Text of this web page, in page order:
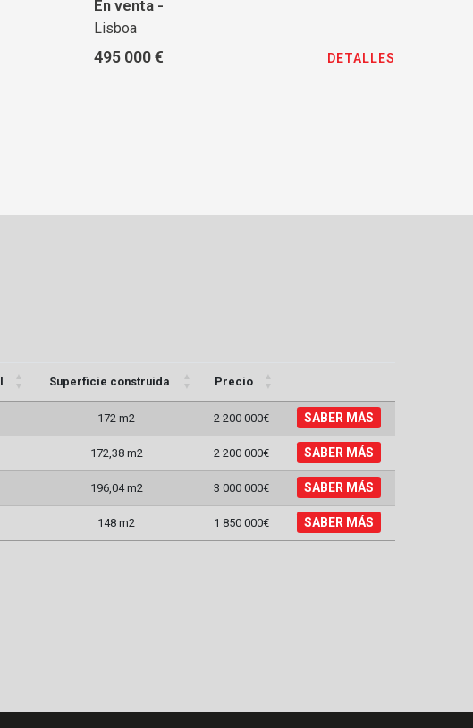
En venta -
Lisboa
495 000 € DETALLES
Superficie construida Precio
172 m2 2 200 000€ SABER MÁS
172,38 m2 2 200 000€ SABER MÁS
196,04 m2 3 000 000€ SABER MÁS
148 m2 1 850 000€ SABER MÁS